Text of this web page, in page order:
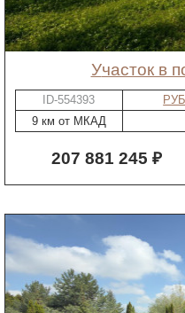
участок в
ID-554393
9 км от МКАД
207 881 245 ₽